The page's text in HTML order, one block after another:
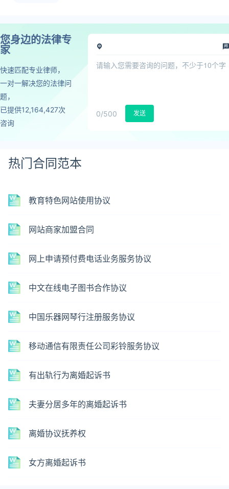
您身边的法律专
家
快速匹配专业律师，
一对一解决您的法律问
题，
已提供12,164,427次
咨询
0/500 发送
热门合同范本
教育特色网站使用协议
网站商家加盟合同
网上申请预付费电话业务服务协议
中文在线电子图书合作协议
中国乐器网琴行注册服务协议
移动通信有限责任公司彩铃服务协议
有出轨行为离婚起诉书
夫妻分居多年的离婚起诉书
离婚协议抚养权
女方离婚起诉书